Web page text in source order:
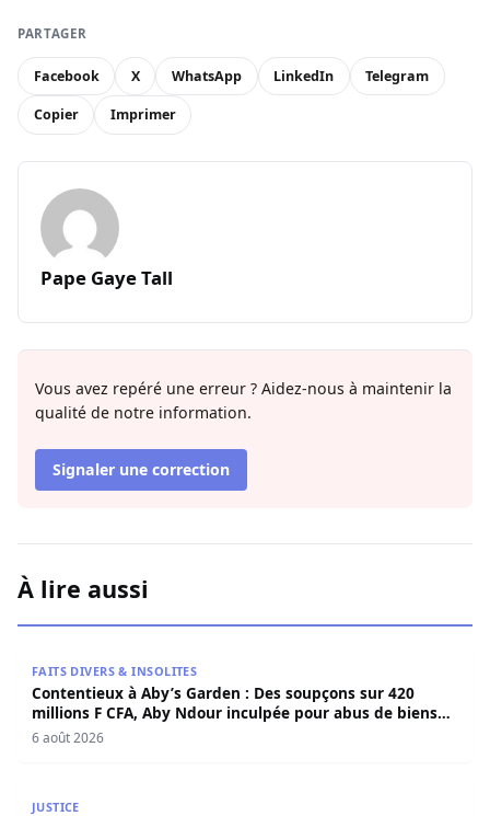
PARTAGER
Facebook X WhatsApp LinkedIn Telegram
Copier Imprimer
Pape Gaye Tall
Vous avez repéré une erreur ? Aidez-nous à maintenir la
qualité de notre information.
Signaler une correction
À lire aussi
FAITS DIVERS & INSOLITES
Contentieux à Aby’s Garden : Des soupçons sur 420
millions F CFA, Aby Ndour inculpée pour abus de biens
sociaux
6 août 2026
JUSTICE